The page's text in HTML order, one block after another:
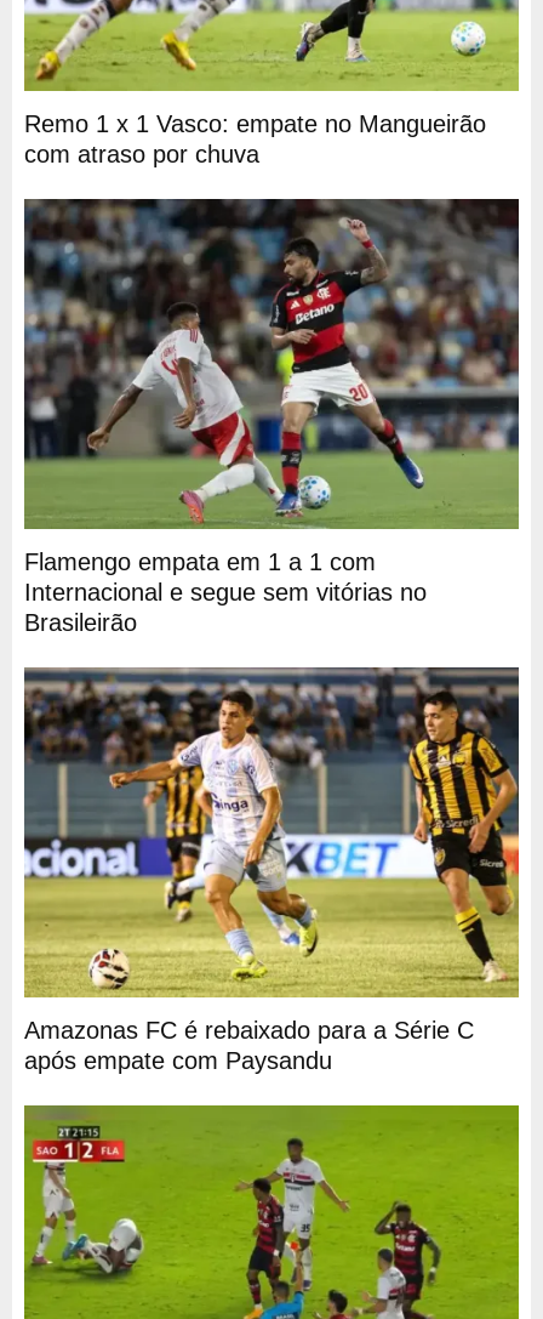
Remo 1 x 1 Vasco: empate no Mangueirão
com atraso por chuva
Flamengo empata em 1 a 1 com
Internacional e segue sem vitórias no
Brasileirão
Amazonas FC é rebaixado para a Série C
após empate com Paysandu